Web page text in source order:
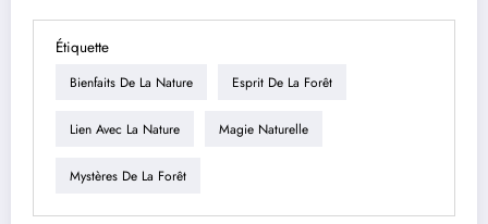
Étiquette
Bienfaits De La Nature Esprit De La Forêt
Lien Avec La Nature Magie Naturelle
Mystères De La Forêt